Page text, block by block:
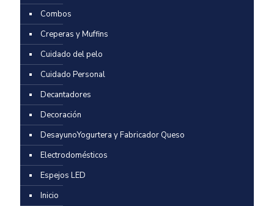
Combos
Creperas y Muffins
Cuidado del pelo
Cuidado Personal
Decantadores
Decoración
DesayunoYogurtera y Fabricador Queso
Electrodomésticos
Espejos LED
Inicio